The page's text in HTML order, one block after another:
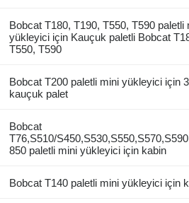
Bobcat T180, T190, T550, T590 paletli
yükleyici için Kauçuk paletli Bobcat
T550, T590
Bobcat T200 paletli mini yükleyici için
kauçuk palet
Bobcat
T76,S510/
850 paletli mini yükleyici için kabin
Bobcat T140 paletli mini yükleyici için